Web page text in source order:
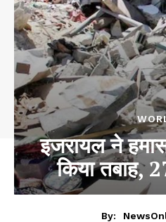
इजरायल ने
किया तबाह,
By: